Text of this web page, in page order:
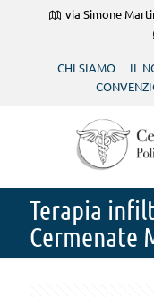
via Simone
CHI SIAMO IL
Terapia
Cermenate